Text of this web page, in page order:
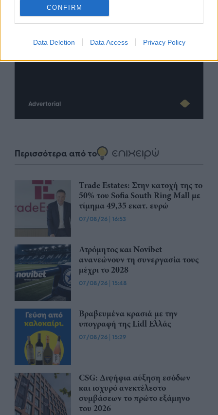
CONFIRM
Data Deletion Data Access Privacy Policy
διαμορφώνεται το
στην εποχή του AI
Η ομάδα σου
Advertorial
Περισσότερα από το
Trade Estates: Στην κατοχή της το
50% του Sofia South Ring Mall με
τίμημα 49,35 εκατ. ευρώ
07/08/26 | 16:53
Ατρόμητος και Novibet
ανανεώνουν τη συνεργασία τους
μέχρι το 2028
07/08/26 | 15:48
Βραβευμένα κρασιά με την
υπογραφή της Lidl Ελλάς
07/08/26 | 15:29
CSG: Διψήφια αύξηση εσόδων
και ισχυρό ανεκτέλεστο
συμβάσεων το πρώτο εξάμηνο
του 2026